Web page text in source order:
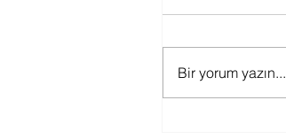
Bir yorum yazın...